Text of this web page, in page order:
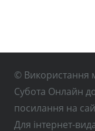
© Використання
Субота Онлайн
посилання на
Для інтернет-